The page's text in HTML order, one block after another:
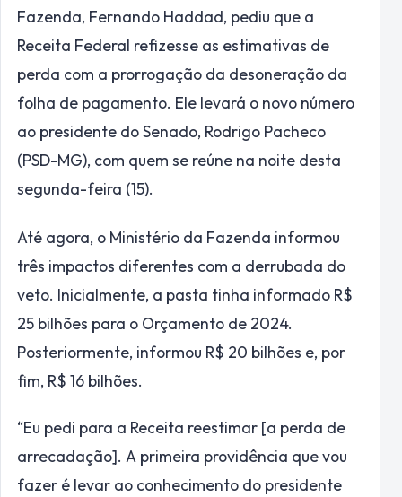
Fazenda, Fernando Haddad, pediu que a
Receita Federal refizesse as estimativas de
perda com a prorrogação da desoneração da
folha de pagamento. Ele levará o novo número
ao presidente do Senado, Rodrigo Pacheco
(PSD-MG), com quem se reúne na noite desta
segunda-feira (15).
Até agora, o Ministério da Fazenda informou
três impactos diferentes com a derrubada do
veto. Inicialmente, a pasta tinha informado R$
25 bilhões para o Orçamento de 2024.
Posteriormente, informou R$ 20 bilhões e, por
fim, R$ 16 bilhões.
“Eu pedi para a Receita reestimar [a perda de
arrecadação]. A primeira providência que vou
fazer é levar ao conhecimento do presidente